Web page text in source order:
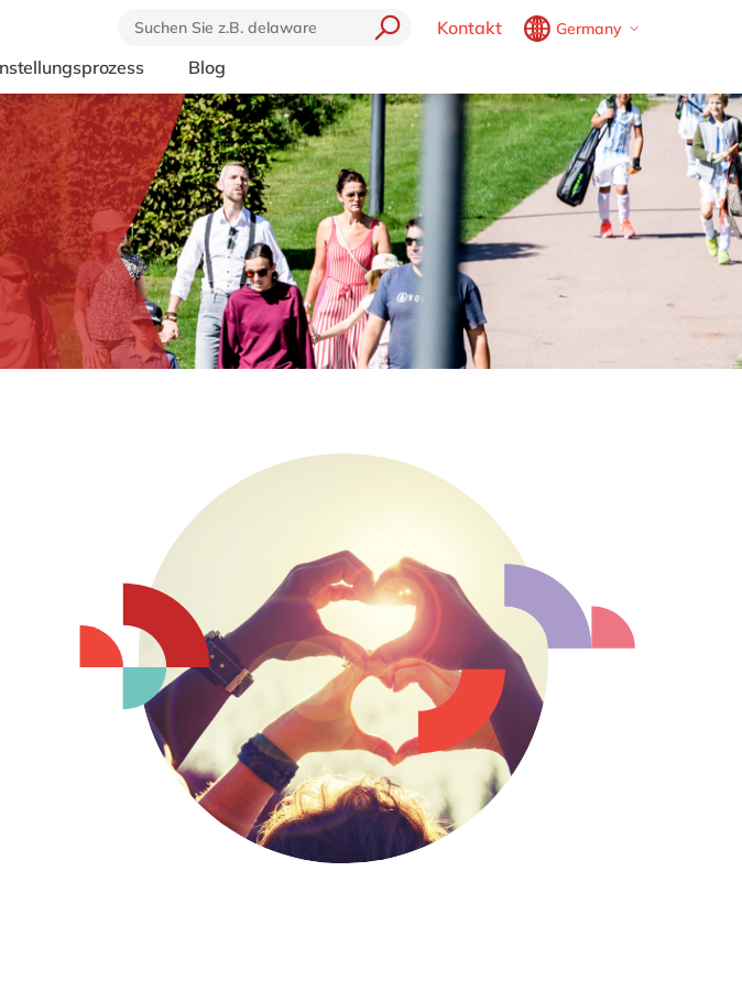
Kontakt
Germany
Brazil
pt
China
zh
en
France
fr
Germany
de
en
Hungary
India
Luxembourg
Philippines
Singapore
Switzerland
UK & Ireland
en
USA & Canada
Blog